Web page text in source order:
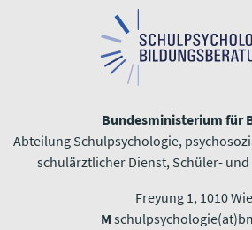
Bundesministerium für
Abteilung Schulpsychologie,
schulärztlicher Dienst, Schüler-
Freyung 1, 1010
M